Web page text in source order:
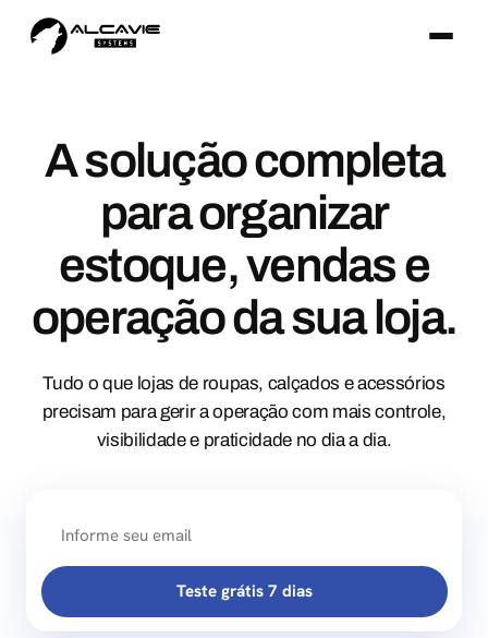
A solução completa
para organizar
estoque, vendas e
operação da sua loja.
Tudo o que lojas de roupas, calçados e acessórios
precisam para gerir a operação com mais controle,
visibilidade e praticidade no dia a dia.
Teste grátis 7 dias